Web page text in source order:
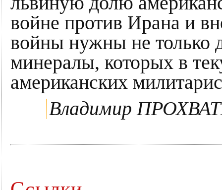
войне против Ирана и
войны нужны не только
минералы, которых в
американских
Владимир